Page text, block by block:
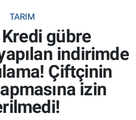
TARIM
Kredi gübre
indirimde
Çiftçinin
izin